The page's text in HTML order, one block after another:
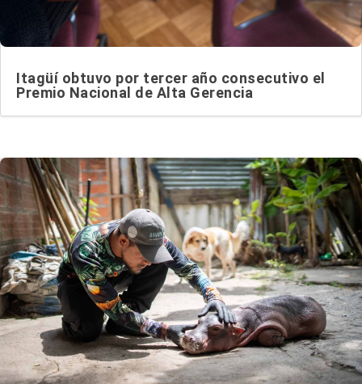
Itagüí obtuvo por tercer año consecutivo el
Premio Nacional de Alta Gerencia